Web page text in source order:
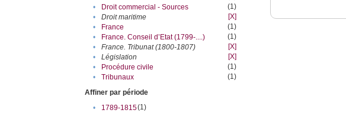
•
Droit commercial - Sources
(1)
•
Droit maritime
[X]
•
France
(1)
•
France. Conseil d’Etat (1799-....)
(1)
•
France. Tribunat (1800-1807)
[X]
•
Législation
[X]
•
Procédure civile
(1)
•
Tribunaux
(1)
Affiner par période
•
1789-1815(1)